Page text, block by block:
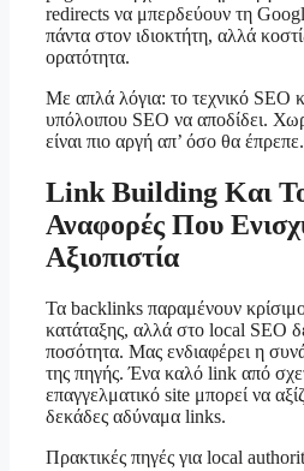
redirects να μπερδεύουν τη
πάντα στον ιδιοκτήτη, αλλά
ορατότητα.
Με απλά λόγια: το τεχνικό SEO
υπόλοιπου SEO να αποδίδει.
είναι πιο αργή απ’ όσο θα έπρεπε.
Link Building Και
Αναφορές Που
Αξιοπιστία
Τα backlinks παραμένουν
κατάταξης, αλλά στο local SEO
ποσότητα. Μας ενδιαφέρει η
της πηγής. Ένα καλό link από
επαγγελματικό site μπορεί να
δεκάδες αδύναμα links.
Πρακτικές πηγές για local